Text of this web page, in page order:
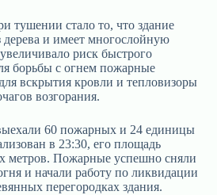
тушении стало то, что здание
и имеет многослойную
риск быстрого
борьбы с огнем пожарные
вскрытия кровли и тепловизоры
возгорания.
60 пожарных и 24 единицы
в 23:30, его площадь
метров. Пожарные успешно сняли
и начали работу по ликвидации
перегородках здания.